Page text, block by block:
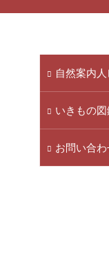
自然案内
いきもの
お問い合